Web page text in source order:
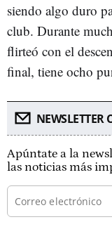
siendo algo duro
club. Durante
flirteó con el
final, tiene ocho
NEWSLETTER
Apúntate a la
las noticias más